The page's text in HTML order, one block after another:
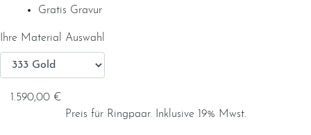
Gratis Gravur
Ihre Material Auswahl
1.590,00 €
Preis für Ringpaar. Inklusive 19% Mwst.
Ringgrößen Tabelle
Trauring-Etui kostenlos